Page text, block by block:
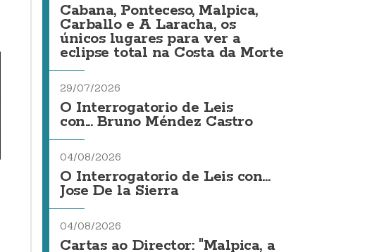
Cabana, Ponteceso, Malpica,
Carballo e A Laracha, os
únicos lugares para ver a
eclipse total na Costa da Morte
29/07/2026
O Interrogatorio de Leis
con... Bruno Méndez Castro
04/08/2026
O Interrogatorio de Leis con...
Jose De la Sierra
04/08/2026
Cartas ao Director: "Malpica, a